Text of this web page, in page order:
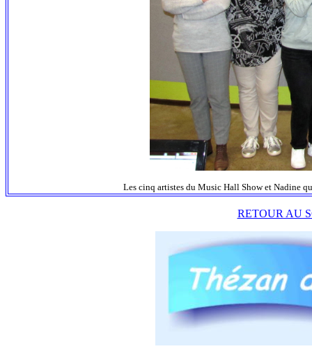
Les cinq artistes du Music Hall Show et Nadine
RETOUR AU